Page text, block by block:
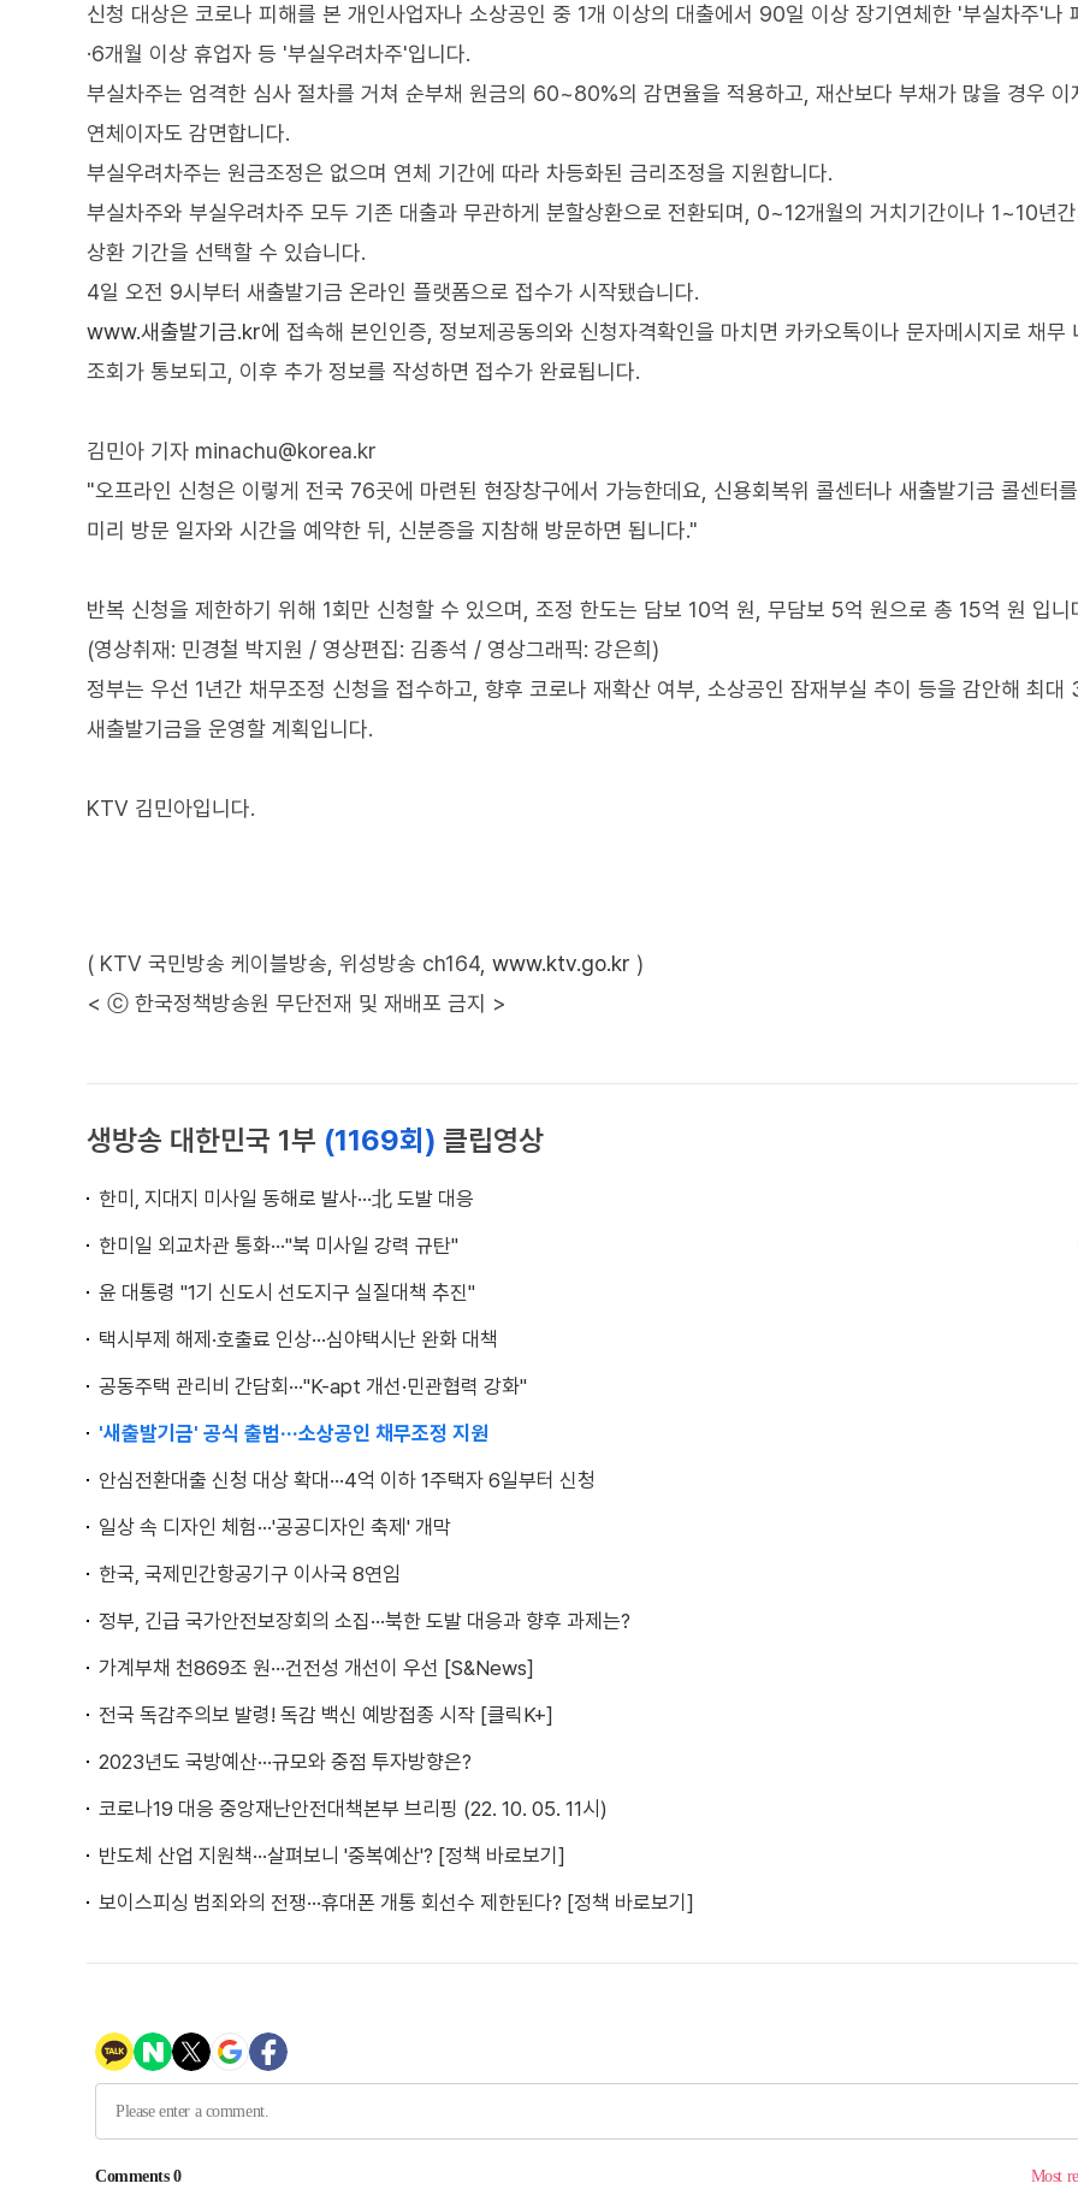
신청 대상은 코로나 피해를 본 개인사업자나 소상공인 중 1개 이상의 대출에서 90일 이상 장기연체한 '부실차주'나
·6개월 이상 휴업자 등 '부실우려차주'입니다.
부실차주는 엄격한 심사 절차를 거쳐 순부채 원금의 60~80%의 감면율을 적용하고, 재산보다 부채가 많을 경우 이
연체이자도 감면합니다.
부실우려차주는 원금조정은 없으며 연체 기간에 따라 차등화된 금리조정을 지원합니다.
부실차주와 부실우려차주 모두 기존 대출과 무관하게 분할상환으로 전환되며, 0~12개월의 거치기간이나 1~10년
상환 기간을 선택할 수 있습니다.
4일 오전 9시부터 새출발기금 온라인 플랫폼으로 접수가 시작됐습니다.
www.새출발기금.kr에 접속해 본인인증, 정보제공동의와 신청자격확인을 마치면 카카오톡이나 문자메시지로 채무
조회가 통보되고, 이후 추가 정보를 작성하면 접수가 완료됩니다.
김민아 기자 minachu@korea.kr
"오프라인 신청은 이렇게 전국 76곳에 마련된 현장창구에서 가능한데요, 신용회복위 콜센터나 새출발기금 콜센터
미리 방문 일자와 시간을 예약한 뒤, 신분증을 지참해 방문하면 됩니다."
반복 신청을 제한하기 위해 1회만 신청할 수 있으며, 조정 한도는 담보 10억 원, 무담보 5억 원으로 총 15억 원 입니
(영상취재: 민경철 박지원 / 영상편집: 김종석 / 영상그래픽: 강은희)
정부는 우선 1년간 채무조정 신청을 접수하고, 향후 코로나 재확산 여부, 소상공인 잠재부실 추이 등을 감안해 최대
새출발기금을 운영할 계획입니다.
KTV 김민아입니다.
( KTV 국민방송 케이블방송, 위성방송 ch164, www.ktv.go.kr )
< ⓒ 한국정책방송원 무단전재 및 재배포 금지 >
생방송 대한민국 1부 (1169회) 클립영상
한미, 지대지 미사일 동해로 발사···北 도발 대응
한미일 외교차관 통화···"북 미사일 강력 규탄"
윤 대통령 "1기 신도시 선도지구 실질대책 추진"
택시부제 해제·호출료 인상···심야택시난 완화 대책
공동주택 관리비 간담회···"K-apt 개선·민관협력 강화"
'새출발기금' 공식 출범···소상공인 채무조정 지원
안심전환대출 신청 대상 확대···4억 이하 1주택자 6일부터 신청
일상 속 디자인 체험···'공공디자인 축제' 개막
한국, 국제민간항공기구 이사국 8연임
정부, 긴급 국가안전보장회의 소집···북한 도발 대응과 향후 과제는?
가계부채 천869조 원···건전성 개선이 우선 [S&News]
전국 독감주의보 발령! 독감 백신 예방접종 시작 [클릭K+]
2023년도 국방예산···규모와 중점 투자방향은?
코로나19 대응 중앙재난안전대책본부 브리핑 (22. 10. 05. 11시)
반도체 산업 지원책···살펴보니 '중복예산'? [정책 바로보기]
보이스피싱 범죄와의 전쟁···휴대폰 개통 회선수 제한된다? [정책 바로보기]